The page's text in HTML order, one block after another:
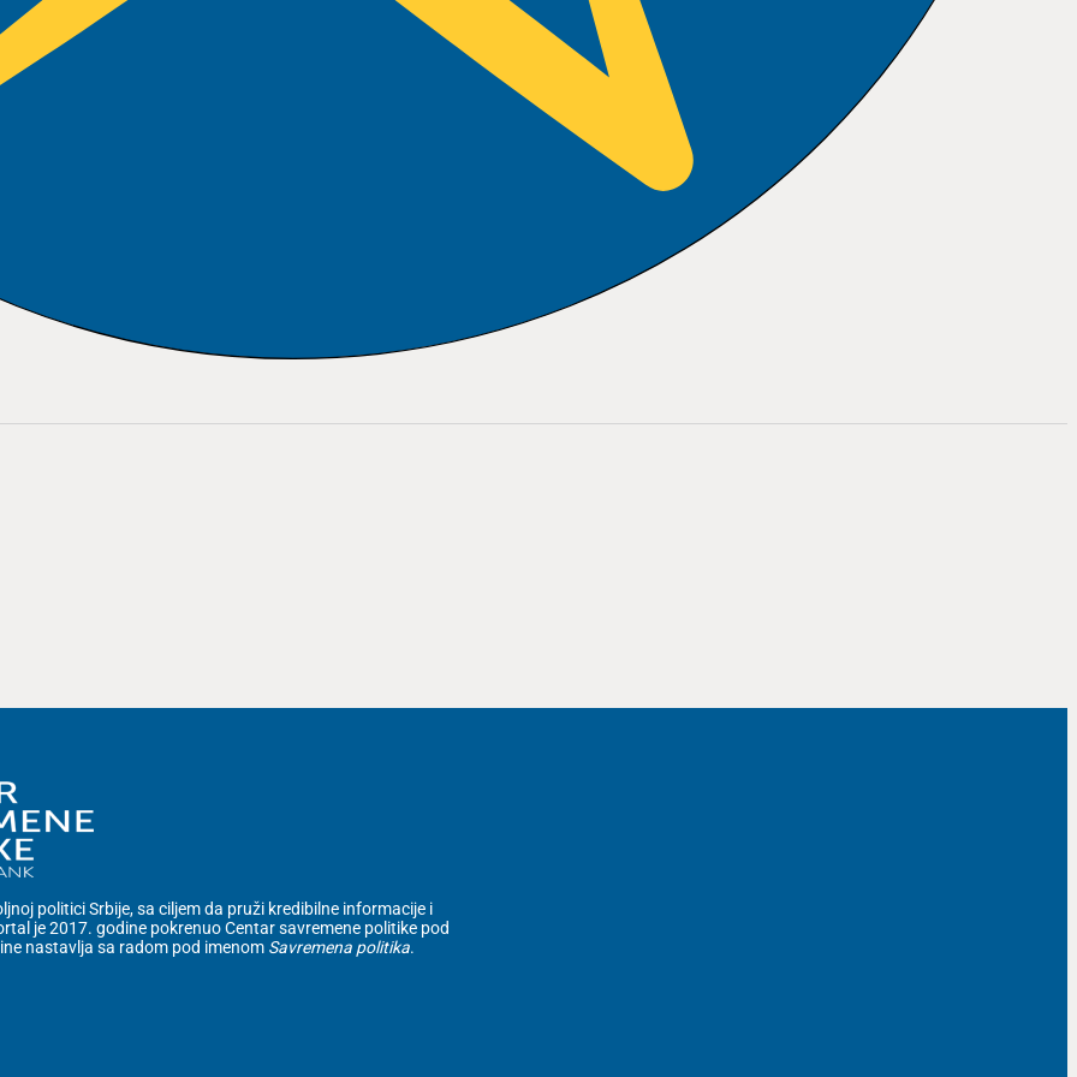
politici Srbije, sa ciljem da pruži kredibilne informacije i
je 2017. godine pokrenuo Centar savremene politike pod
nastavlja sa radom pod imenom Savremena politika.